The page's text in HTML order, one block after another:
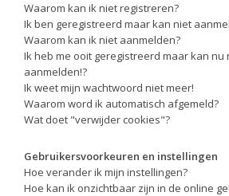
Waarom kan ik niet registreren?
Ik ben geregistreerd maar kan niet
Waarom kan ik niet aanmelden?
Ik heb me ooit geregistreerd maar kan nu
aanmelden!?
Ik weet mijn wachtwoord niet meer!
Waarom word ik automatisch afgemeld?
Wat doet "verwijder cookies"?
Gebruikersvoorkeuren en instellingen
Hoe verander ik mijn instellingen?
Hoe kan ik onzichtbaar zijn in de online